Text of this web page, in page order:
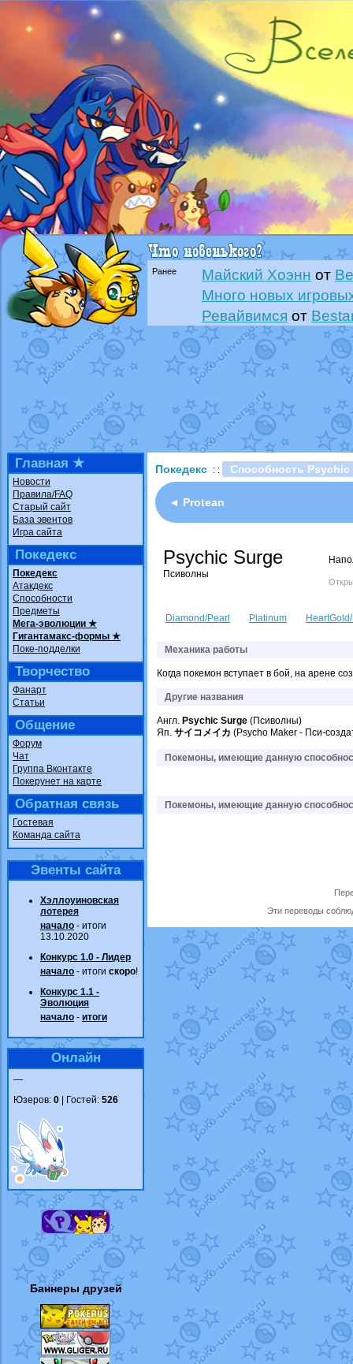
Ранее Майский Хоэнн от
Много новых
Ревайвимся от
Всё, трындец
Технические
доброе утро славяне
Йолда и Мимикью
от
Недовольный
The Dark Wishmaker
шадоу спиритомбот
траббишот
Raging Bolt
Shadow mismagius
Главная ★
Новости
Правила/FAQ
Старый сайт
База эвентов
Игра сайта
Покедекс
Покедекс
Атакдекс
Способности
Предметы
Мега-эволюции ★
Гигантамакс-формы ★
Поке-подделки
Творчество
Фанарт
Статьи
Общение
Форум
Чат
Группа Вконтакте
Покерунет на карте
Обратная связь
Гостевая
Команда сайта
Эвенты сайта
Хэллоуиновская
лотерея
начало - итоги
13.10.2020
Конкурс 1.0 - Лидер
начало - итоги скоро!
Конкурс 1.1 -
Эволюция
начало - итоги
Онлайн
—
Юзеров: 0 | Гостей: 526
Баннеры друзей
Покедекс : : Способность Psychic
◄ Protean
Psychic Surge
Псиволны
Diamond/Pearl Platinum
Механика работы
Когда покемон вступает в бой, на арене
Другие названия
Англ. Psychic Surge (Псиволны)
Яп. サイコメイカ (Psycho Maker - Пси-
Покемоны, имеющие данную
Покемоны, имеющие данную
Эти переводы